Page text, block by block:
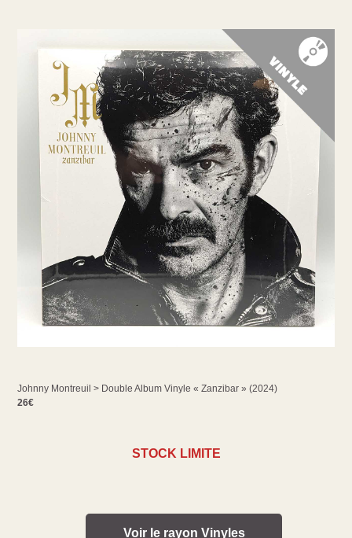
Johnny Montreuil > Double Album Vinyle « Zanzibar » (2024)
26€
STOCK LIMITE
Voir le rayon Vinyles